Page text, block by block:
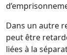
Dans un autre
peut être
liées à la